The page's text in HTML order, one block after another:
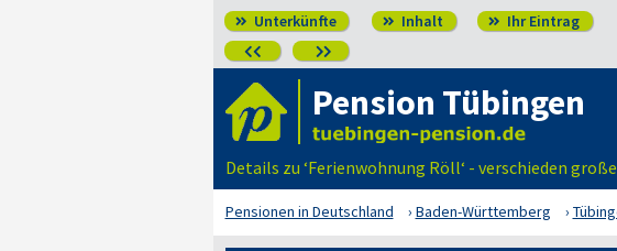
 Unterkünfte  Inhalt  Ihr Eintrag
 
Pension Tübingen
Details zu ‘Ferienwohnung Röll‘ - verschieden
Pensionen in Deutschland Baden-Württemberg